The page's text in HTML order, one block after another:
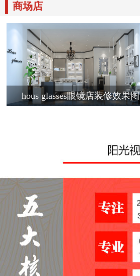
商场店
hous glasses眼镜店装修效果图